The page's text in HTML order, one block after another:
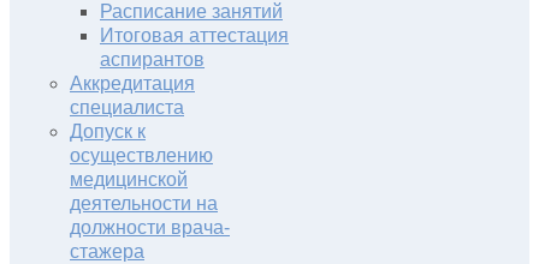
Расписание занятий
Итоговая аттестация
аспирантов
Аккредитация
специалиста
Допуск к
осуществлению
медицинской
деятельности на
должности врача-
стажера